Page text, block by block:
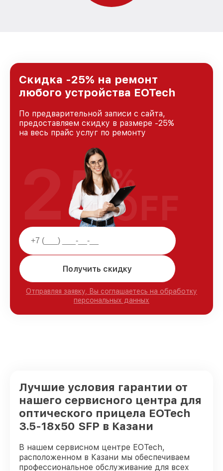
Скидка -25% на ремонт
любого устройства EOTech
По предварительной записи с сайта,
предоставляем скидку в размере -25%
на весь прайс услуг по ремонту
Получить скидку
Отправляя заявку, Вы соглашаетесь на обработку
персональных данных
25%
OFF
Лучшие условия гарантии от
нашего сервисного центра для
оптического прицела EOTech
3.5-18x50 SFP в Казани
В нашем сервисном центре EOTech,
расположенном в Казани мы обеспечиваем
профессиональное обслуживание для всех